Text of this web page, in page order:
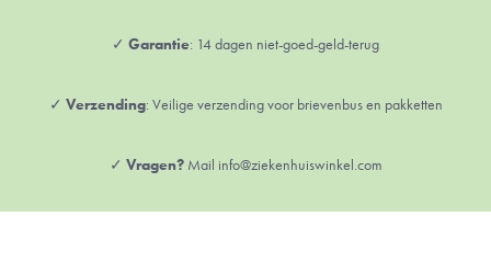
✓ Garantie: 14 dagen niet-goed-geld-terug
✓ Verzending: Veilige verzending voor brievenbus en pakketten
✓ Vragen?Mail info@ziekenhuiswinkel.com